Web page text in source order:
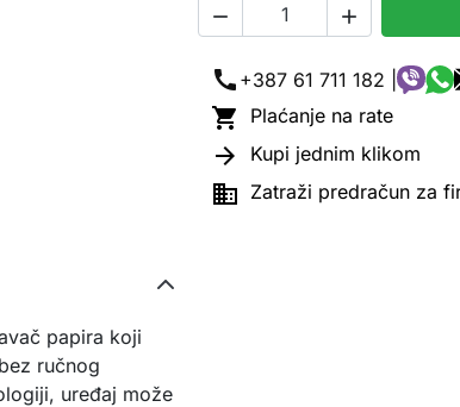
 
call +387 61 711 182 |
 Plaćanje na rate
 Kupi jednim klikom
 Zatraži predračun za
papira koji
ručnog
uređaj može